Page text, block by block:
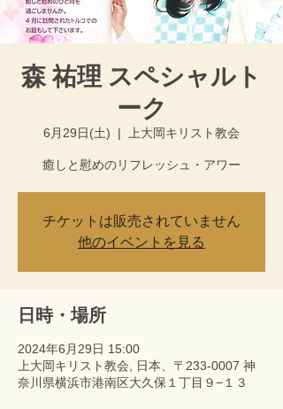
森 祐理 スペシャルト
ーク
6月29日(土)
  |
上大岡キリスト教会
癒しと慰めのリフレッシュ・アワー
チケットは販売されていません
他のイベントを見る
日時・場所
2024年6月29日 15:00
上大岡キリスト教会, 日本、〒233-0007 神
奈川県横浜市港南区大久保１丁目９−１３